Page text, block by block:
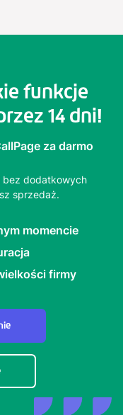
funkcje
14 dni!
za darmo
bez dodatkowych
sprzedaż.
momencie
firmy